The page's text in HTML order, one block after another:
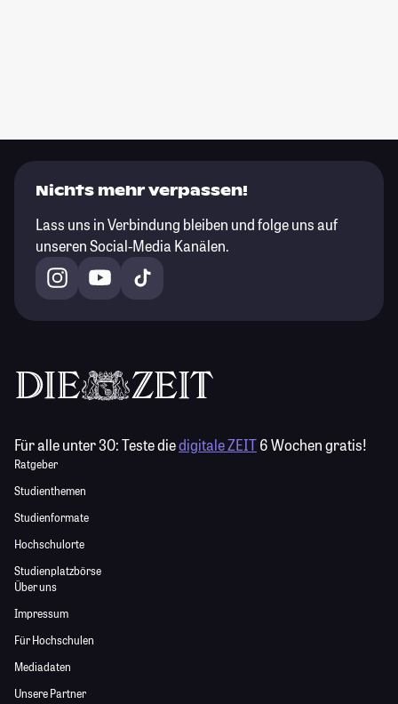
Nichts mehr verpassen!
Lass uns in Verbindung bleiben und folge uns auf
unseren Social-Media Kanälen.
Für alle unter 30:Teste diedigitale ZEIT6 Wochen gratis!
Ratgeber
Studienthemen
Studienformate
Hochschulorte
Studienplatzbörse
Über uns
Impressum
Für Hochschulen
Mediadaten
Unsere Partner